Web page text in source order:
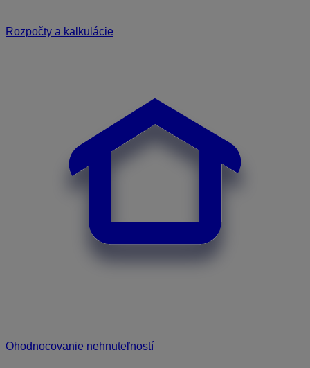
Rozpočty a kalkulácie
Ohodnocovanie nehnuteľností